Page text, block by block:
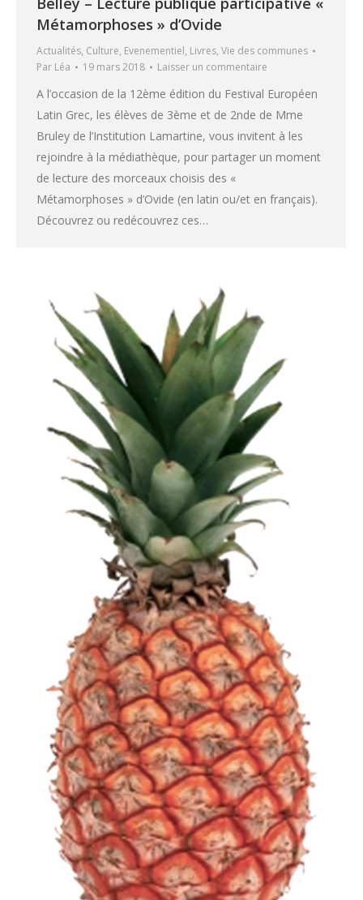
Métamorphoses » d’Ovide
Actualités, Culture, Evenementiel, Livres, Vie des communes
Par Léa 19 mars 2018 Laisser un commentaire
A l’occasion de la 12ème édition du Festival Européen
Latin Grec, les élèves de 3ème et de 2nde de Mme
Bruley de l’Institution Lamartine, vous invitent à les
rejoindre à la médiathèque, pour partager un moment
de lecture des morceaux choisis des «
Métamorphoses » d’Ovide (en latin ou/et en français).
Découvrez ou redécouvrez ces…